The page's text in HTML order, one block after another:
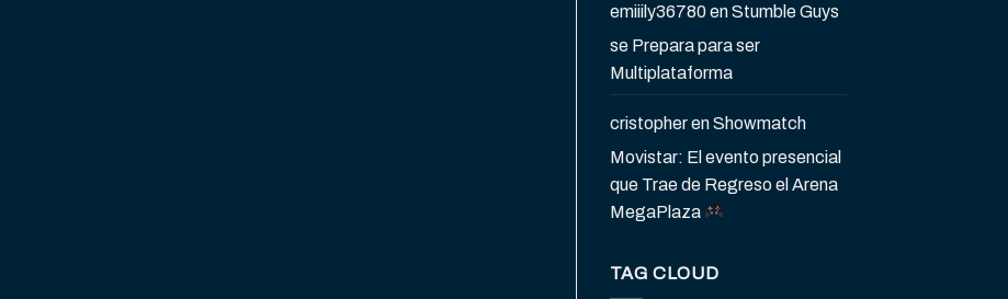
emiiily36780enStumble Guys
se Prepara para ser
Multiplataforma
cristopherenShowmatch
Movistar: El evento presencial
que Trae de Regreso el Arena
MegaPlaza
TAG CLOUD